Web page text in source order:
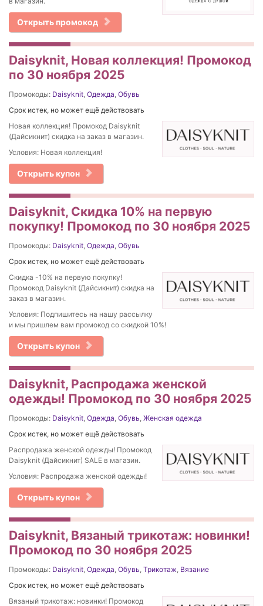
Открыть промокод
Daisyknit, Новая коллекция! Промокод
по 30 ноября 2025
Промокоды: Daisyknit, Одежда, Обувь
Срок истек, но может ещё действовать
Новая коллекция! Промокод Daisyknit
(Дайсикнит) скидка на заказ в магазин.
Условия: Новая коллекция!
Открыть купон
Daisyknit, Скидка 10% на первую
покупку! Промокод по 30 ноября 2025
Промокоды: Daisyknit, Одежда, Обувь
Срок истек, но может ещё действовать
Скидка -10% на первую покупку!
Промокод Daisyknit (Дайсикнит) скидка на
заказ в магазин.
Условия: Подпишитесь на нашу рассылку
и мы пришлем вам промокод со скидкой 10%!
Открыть купон
Daisyknit, Распродажа женской
одежды! Промокод по 30 ноября 2025
Промокоды: Daisyknit, Одежда, Обувь, Женская одежда
Срок истек, но может ещё действовать
Распродажа женской одежды! Промокод
Daisyknit (Дайсикнит) SALE в магазин.
Условия: Распродажа женской одежды!
Открыть купон
Daisyknit, Вязаный трикотаж: новинки!
Промокод по 30 ноября 2025
Промокоды: Daisyknit, Одежда, Обувь, Трикотаж, Вязание
Срок истек, но может ещё действовать
Вязаный трикотаж: новинки! Промокод